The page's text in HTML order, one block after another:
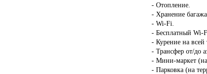
- Отопление.
- Хранение багажа.
- Wi-Fi.
- Бесплатный Wi-
- Курение на всей
- Трансфер от/до
- Мини-маркет (на
- Парковка (на